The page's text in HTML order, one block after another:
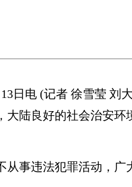
电 (记者 徐雪莹 刘大
大陆良好的社会治安环
违法犯罪活动，广